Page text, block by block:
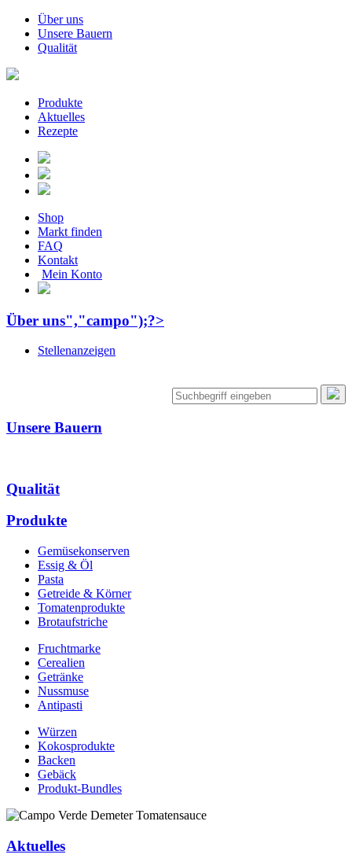
Über uns
Unsere Bauern
Qualität
Produkte
Aktuelles
Rezepte
Shop
Markt finden
FAQ
Kontakt
Mein Konto
Über uns","campo");?>
Stellenanzeigen
Unsere Bauern
Qualität
Produkte
Gemüsekonserven
Essig & Öl
Pasta
Getreide & Körner
Tomatenprodukte
Brotaufstriche
Fruchtmarke
Cerealien
Getränke
Nussmuse
Antipasti
Würzen
Kokosprodukte
Backen
Gebäck
Produkt-Bundles
Aktuelles